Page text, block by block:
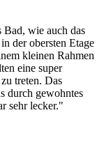
Bad, wie auch das
der obersten Etage
kleinen Rahmen
eine super
treten. Das
durch gewohntes
sehr lecker."